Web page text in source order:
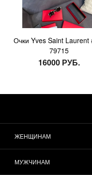
Очки Yves Saint Laurent
79715
16000 РУБ.
ЖЕНЩИНАМ
МУЖЧИНАМ